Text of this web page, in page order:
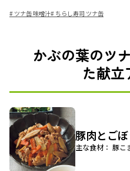
# ツナ缶 味噌汁# ちらし寿司 ツナ缶
かぶの葉のツ
た献立
豚肉とご
主な食材： 豚こ